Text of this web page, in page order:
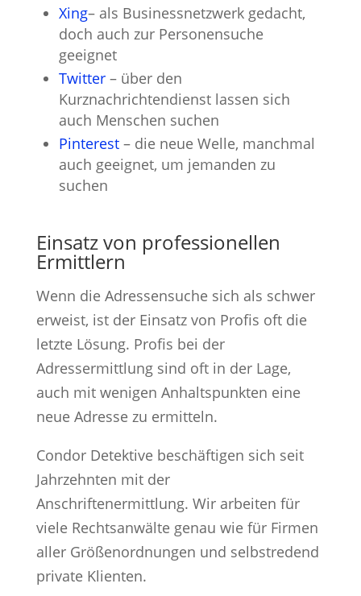
Xing– als Businessnetzwerk gedacht,
doch auch zur Personensuche
geeignet
Twitter– über den
Kurznachrichtendienst lassen sich
auch Menschen suchen
Pinterest– die neue Welle, manchmal
auch geeignet, um jemanden zu
suchen
Einsatz von professionellen
Ermittlern
Wenn die Adressensuche sich als schwer
erweist, ist der Einsatz von Profis oft die
letzte Lösung. Profis bei der
Adressermittlung sind oft in der Lage,
auch mit wenigen Anhaltspunkten eine
neue Adresse zu ermitteln.
Condor Detektive beschäftigen sich seit
Jahrzehnten mit der
Anschriftenermittlung. Wir arbeiten für
viele Rechtsanwälte genau wie für Firmen
aller Größenordnungen und selbstredend
private Klienten.